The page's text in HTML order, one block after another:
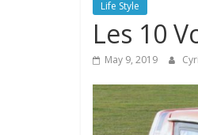
Life Style
Les 10
May 9, 2019